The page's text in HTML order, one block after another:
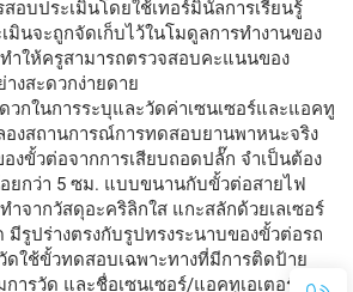
อบประเมินโดยใช้เทอร์มินัลการเรียนรู้
มินจะถูกจัดเก็บไว้ในโมดูลการทำงานของ
ให้ครูสามารถตรวจสอบคะแนนของ
งสะดวกง่ายดาย
วกในการระบุและวัดค่าเซนเซอร์และแอคทู
องสถานการณ์การทดสอบยานพาหนะจริง
งขั้วต่อจากการเสียบถอดปลั๊ก จำเป็นต้อง
ยกว่า 5 ซม. แบบขนานกับขั้วต่อสายไฟ
ำจากวัสดุอะคริลิกใส แกะสลักด้วยเลเซอร์
รูปร่างตรงกับรูปทรงระนาบของขั้วต่อรถ
ดใช้ขั้วทดสอบเฉพาะทางที่มีการติดป้าย
ารวัด และชื่อเซนเซอร์/แอคทูเอเตอร์